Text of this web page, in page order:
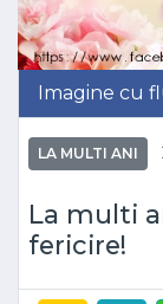
Imagine cu
LA MULTI ANI
La multi
fericire!